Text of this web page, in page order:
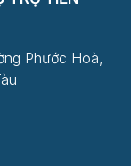
Phước Hoà,